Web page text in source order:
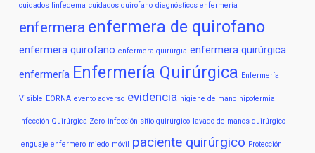
cuidados linfedema cuidados quirofano diagnósticos enfermería
enfermera enfermera de quirofano
enfermera quirofano enfermera quirúrgia enfermera quirúrgica
enfermería Enfermería Quirúrgica Enfermería
Visible EORNA evento adverso evidencia higiene de mano hipotermia
Infección Quirúrgica Zero infección sitio quirúrgico lavado de manos quirúrgico
lenguaje enfermero miedo móvil paciente quirúrgico Protección